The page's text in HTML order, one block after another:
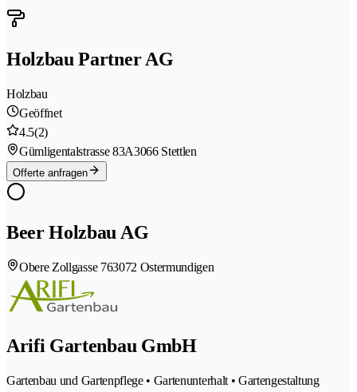
Holzbau Partner AG
Holzbau
Geöffnet
4.5(2)
Gümligentalstrasse 83A3066 Stettlen
Offerte anfragen
Beer Holzbau AG
Obere Zollgasse 763072 Ostermundigen
Arifi Gartenbau GmbH
Gartenbau und Gartenpflege • Gartenunterhalt • Gartengestaltung